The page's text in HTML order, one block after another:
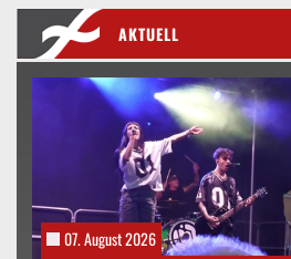
AKTUELL
07. August 2026